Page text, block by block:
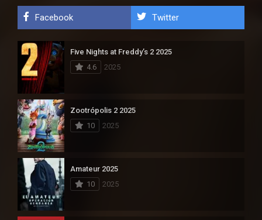
Facebook Twitter
Five Nights at Freddy’s 2 2025
4.6
2025
Zootrópolis 2 2025
10
2025
Amateur 2025
10
2025